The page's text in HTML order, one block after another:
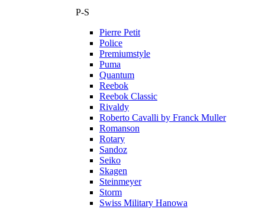
P-S
Pierre Petit
Police
Premiumstyle
Puma
Quantum
Reebok
Reebok Classic
Rivaldy
Roberto Cavalli by Franck Muller
Romanson
Rotary
Sandoz
Seiko
Skagen
Steinmeyer
Storm
Swiss Military Hanowa